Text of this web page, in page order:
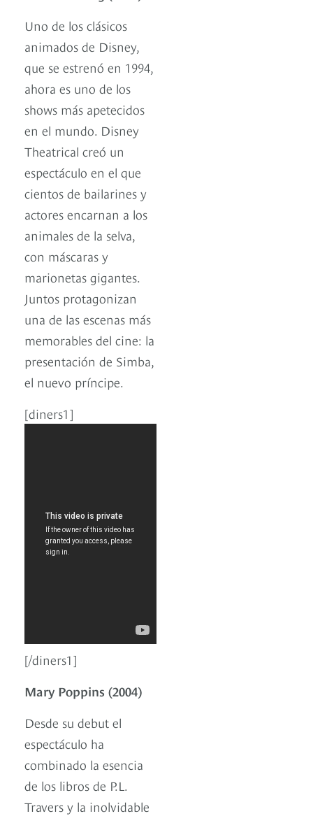
Uno de los clásicos
animados de Disney,
que se estrenó en 1994,
ahora es uno de los
shows más apetecidos
en el mundo. Disney
Theatrical creó un
espectáculo en el que
cientos de bailarines y
actores encarnan a los
animales de la selva,
con máscaras y
marionetas gigantes.
Juntos protagonizan
una de las escenas más
memorables del cine: la
presentación de Simba,
el nuevo príncipe.
[diners1]
[/diners1]
Mary Poppins (2004)
Desde su debut el
espectáculo ha
combinado la esencia
de los libros de P.L.
Travers y la inolvidable